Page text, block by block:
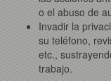
o el abuso de
Invadir la
su teléfono,
etc.,
trabajo.